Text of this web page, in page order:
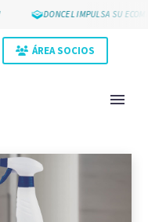
DONCEL IMPULSA SU
ÁREA SOCIOS